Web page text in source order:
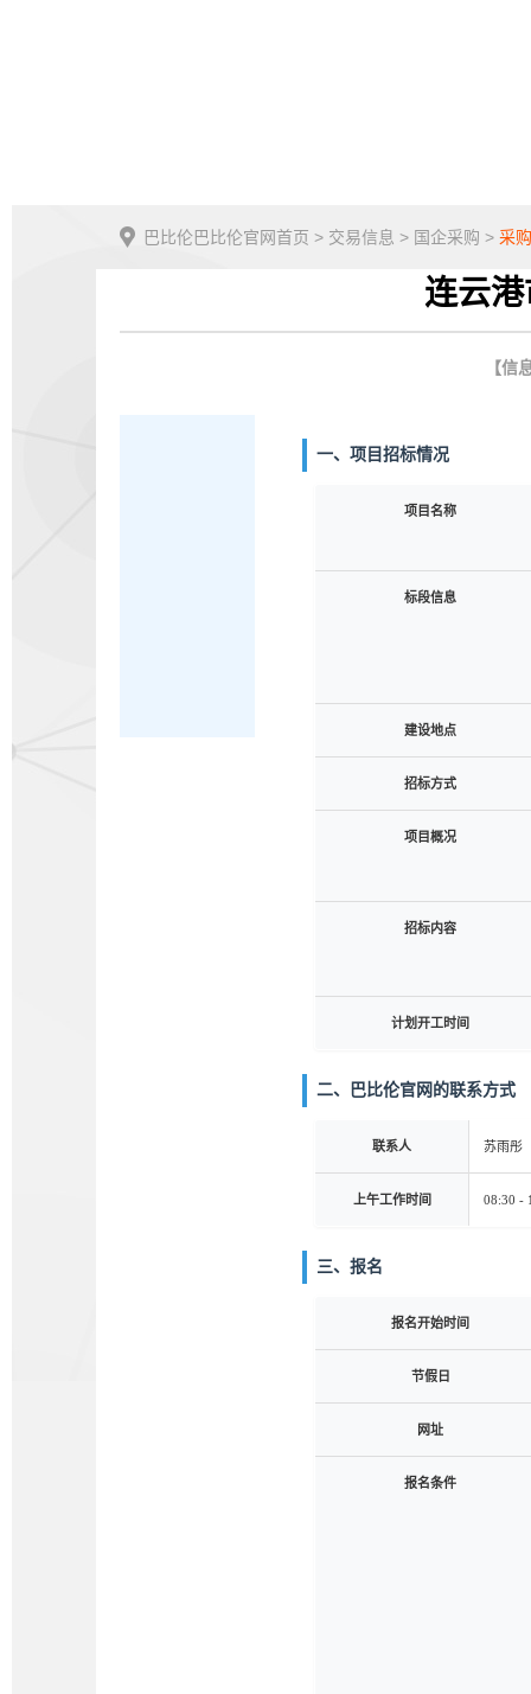
巴比伦巴比伦官网首页 > 交易信息 > 国企采购 > 采
连云
【信
一、项目招标情况
项目名称
标段信息
建设地点
招标方式
项目概况
招标内容
计划开工时间
二、巴比伦官网的联系方式
联系人 苏雨彤
上午工作时间 08:30 -
三、报名
报名开始时间
节假日
网址
报名条件